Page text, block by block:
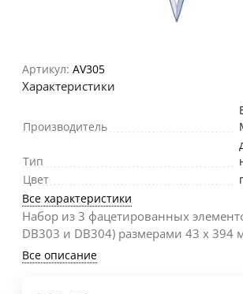
Артикул: AV305
Характеристики
Производитель
Тип
Цвет
Все характеристики
Набор из 3 фацетированных
DB303 и DB304) размерами 43 х 394
Все описание